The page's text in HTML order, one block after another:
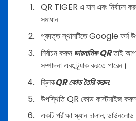
QR TIGER এ যান এবং নির্বাচন
সমাধান
প্রদত্ত স্থানটিতে Google ফর্ম
নির্বাচন করুন ডায়নামিক QRতাই
সম্পাদনা এবং ট্র্যাক করতে পারেন।
ক্লিকQR কোড তৈরি করুন.
উপস্থিতি QR কোড কাস্টমাইজ
একটি পরীক্ষা স্ক্যান চালান,